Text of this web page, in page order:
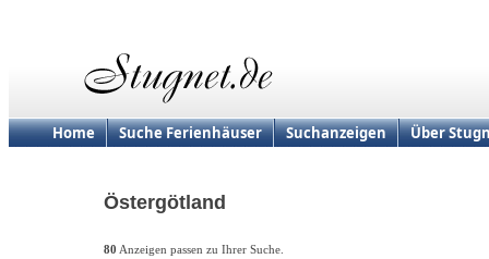
Home Suche Ferienhäuser Suchanzeigen Über
Östergötland
80 Anzeigen passen zu Ihrer Suche.